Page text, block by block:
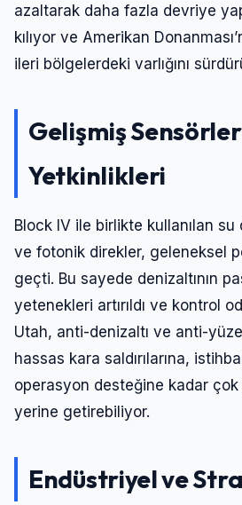
azaltarak daha fazla devriye
kılıyor ve Amerikan
ileri bölgelerdeki varlığını
Gelişmiş
Yetkinlikleri
Block IV ile birlikte kullanılan
ve fotonik direkler, geleneksel
geçti. Bu sayede denizaltının
yetenekleri artırıldı ve kontrol
Utah, anti-denizaltı ve anti-
hassas kara saldırılarına,
operasyon desteğine kadar
yerine getirebiliyor.
Endüstriyel ve
Giriş Yap